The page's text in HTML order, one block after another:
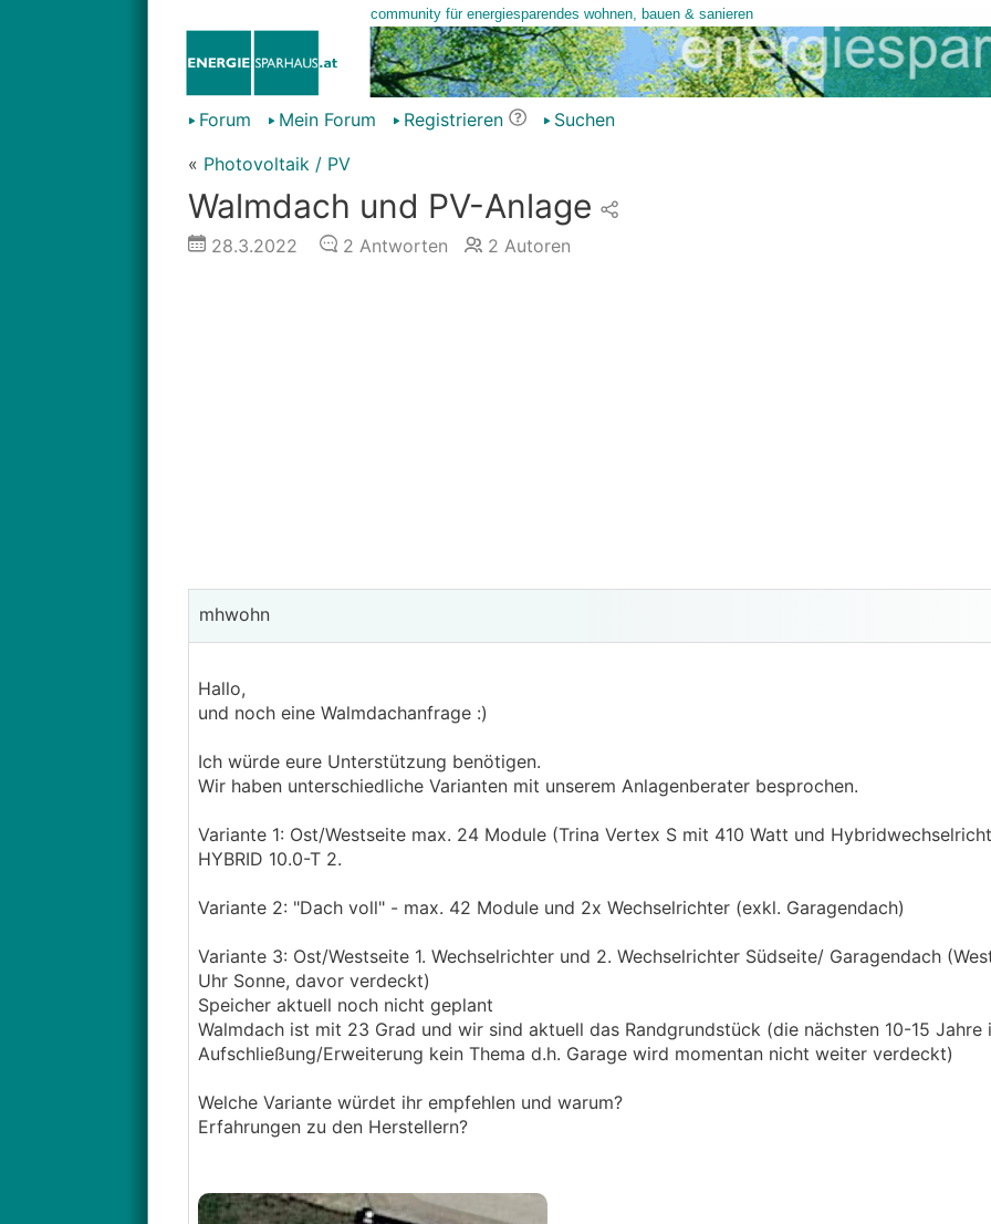
Forum Mein Forum Registrieren
Suchen
« Photovoltaik / PV
Walmdach und PV-Anlage
28.3.2022 2 Antworten 2 Autoren
mhwohn
Hallo,
und noch eine Walmdachanfrage :)
Ich würde eure Unterstützung benötigen.
Wir haben unterschiedliche Varianten mit unserem Anlagenberater besprochen.
Variante 1: Ost/Westseite max. 24 Module (Trina Vertex S mit 410 Watt und
HYBRID 10.0-T 2.
Variante 2: "Dach voll" - max. 42 Module und 2x Wechselrichter (exkl. Garagendach)
Variante 3: Ost/Westseite 1. Wechselrichter und 2. Wechselrichter Südseite/ Garagendach
Uhr Sonne, davor verdeckt)
Speicher aktuell noch nicht geplant
Walmdach ist mit 23 Grad und wir sind aktuell das Randgrundstück (die nächsten 10-15 Jahre
Aufschließung/Erweiterung kein Thema d.h. Garage wird momentan nicht weiter verdeckt)
Welche Variante würdet ihr empfehlen und warum?
Erfahrungen zu den Herstellern?